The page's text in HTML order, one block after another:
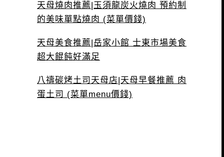
天母燒肉推薦|玉須龍炭火燒肉 預約制
的美味單點燒肉 (菜單價錢)
天母美食推薦|岳家小館 士東市場美食
超大餛飩好滿足
八禱碳烤土司天母店|天母早餐推薦 肉
蛋土司 (菜單menu價錢)